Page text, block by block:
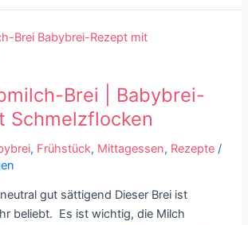
Brei | Babybrei-
Schmelzflocken
, Frühstück, Mittagessen, Rezepte /
gut sättigend Dieser Brei ist
beliebt. Es ist wichtig, die Milch